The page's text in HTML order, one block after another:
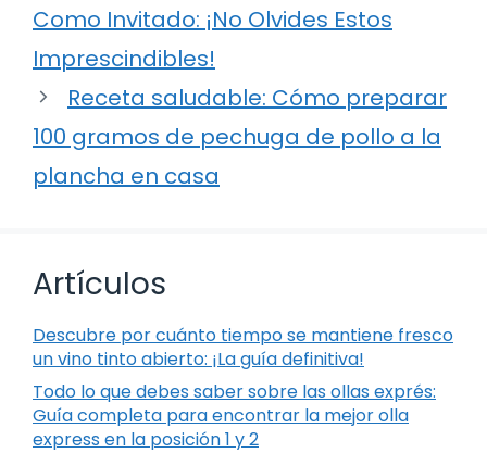
Como Invitado: ¡No Olvides Estos
Imprescindibles!
Receta saludable: Cómo preparar
100 gramos de pechuga de pollo a la
plancha en casa
Artículos
Descubre por cuánto tiempo se mantiene fresco
un vino tinto abierto: ¡La guía definitiva!
Todo lo que debes saber sobre las ollas exprés:
Guía completa para encontrar la mejor olla
express en la posición 1 y 2